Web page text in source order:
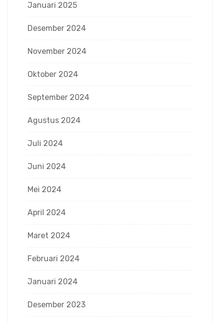
Januari 2025
Desember 2024
November 2024
Oktober 2024
September 2024
Agustus 2024
Juli 2024
Juni 2024
Mei 2024
April 2024
Maret 2024
Februari 2024
Januari 2024
Desember 2023